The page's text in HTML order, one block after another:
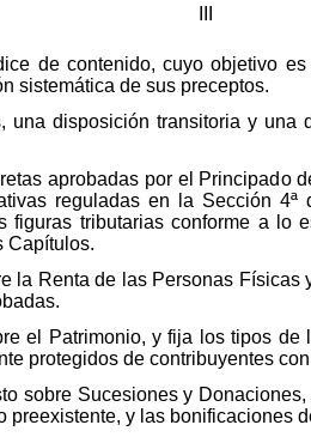
de contenido, cuyo objetivo
sistemática de sus preceptos.
una disposición transitoria y
aprobadas por el Principado
reguladas en la Sección 4ª
figuras tributarias conforme a lo
Capítulos.
la Renta de las Personas
el Patrimonio, y fija los tipos
protegidos de contribuyentes
sobre Sucesiones y
y las bonificaciones